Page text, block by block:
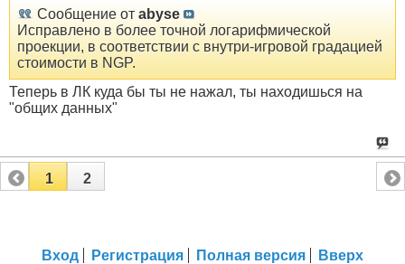
Сообщение от abyse
Исправлено в более точной логарифмической
проекции, в соответствии с внутри-игровой градацией
стоимости в NGP.
Теперь в ЛК куда бы ты не нажал, ты находишься на
"общих данных"
1 2
Вход Регистрация Полная версия Вверх